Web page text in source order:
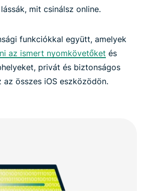
mit csinálsz online.
funkciókkal együtt, amelyek
az ismert nyomkövetőket és
privát és biztonságos
az összes iOS eszközödön.